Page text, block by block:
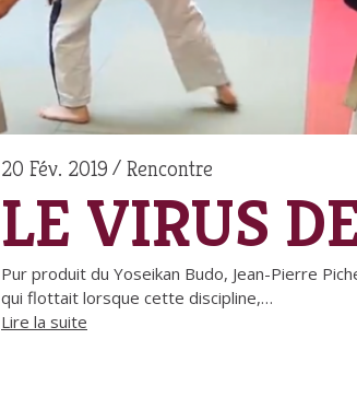
20 Fév. 2019 Rencontre
LE VIRUS
Pur produit du Yoseikan Budo, Jean-Pierre
qui flottait lorsque cette discipline,…
Lire la suite